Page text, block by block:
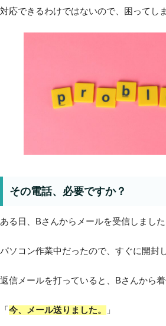
対応できるわけではないので、困ってし
その電話、必要ですか？
ある日、Bさんからメールを受信しました
パソコン作業中だったので、すぐに開封し
返信メールを打っていると、Bさんから着
「 今、メール送りました。 」